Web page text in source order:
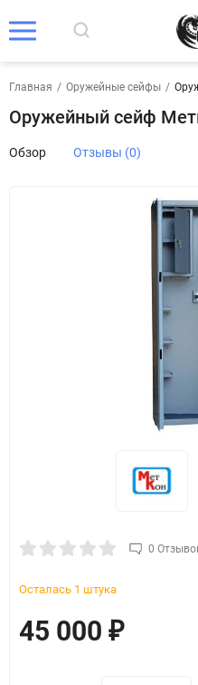
Главная / Оружейные сейфы /
Оружейный сейф
Обзор Отзывы (0)
0
Осталась 1 штука
45 000 ₽